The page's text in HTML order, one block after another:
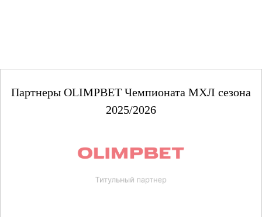
Партнеры OLIMPBET Чемпионата МХЛ сезона
2025/2026